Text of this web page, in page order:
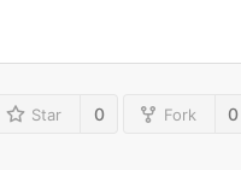
Star 0 Fork 0